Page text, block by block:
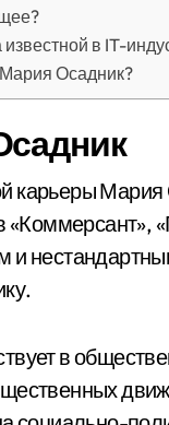
в IT-
Осадник?
карьеры
и
в